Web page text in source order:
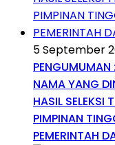
5 September
NAMA YANG
HASIL SELEKSI
PIMPINAN
PEMERINTAH